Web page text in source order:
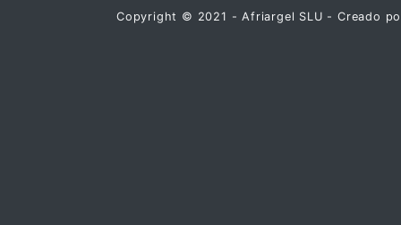
Copyright © 2021 - Afriargel SLU - Creado